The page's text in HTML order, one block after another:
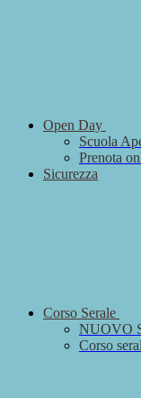
Open Day
Scuola
Prenota
Sicurezza
Corso Serale
NUOVO
Corso